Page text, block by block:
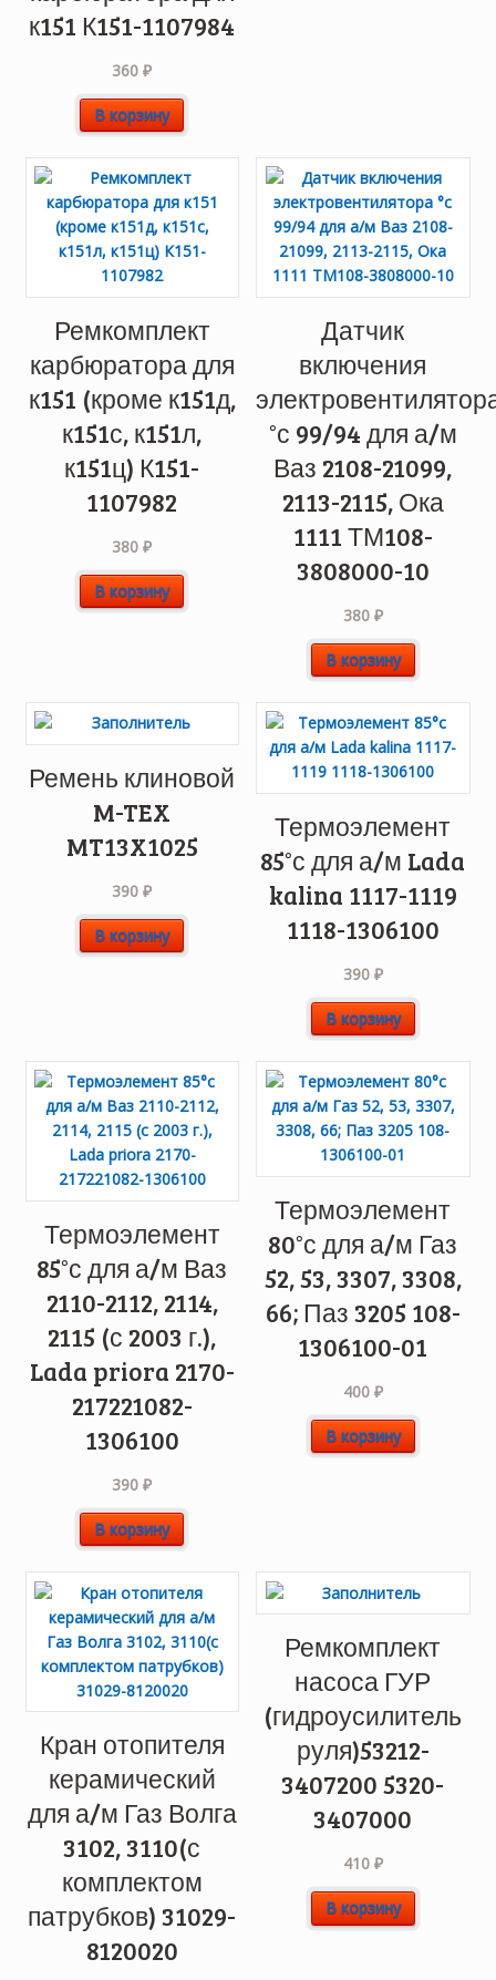
к151 К151-1107984
360₽
В корзину
Ремкомплект
карбюратора для
к151 (кроме к151д,
к151с, к151л,
к151ц) К151-
1107982
380₽
В корзину
Датчик
включения
°с 99/94 для а/м
Ваз 2108-21099,
2113-2115, Ока
1111 ТМ108-
3808000-10
380 ₽
В корзину
Ремень клиновой
M-TEX
MT13X1025
390₽
В корзину
Термоэлемент
85°с для а/м Lada
kalina 1117-1119
1118-1306100
390 ₽
В корзину
Термоэлемент
85°с для а/м Ваз
2110-2112, 2114,
2115 (с 2003 г.),
Lada priora 2170-
217221082-
1306100
390₽
В корзину
Термоэлемент
80°с для а/м Газ
52, 53, 3307, 3308,
66; Паз 3205 108-
1306100-01
400 ₽
В корзину
Кран отопителя
керамический
для а/м Газ Волга
3102, 3110(с
комплектом
патрубков) 31029-
8120020
Ремкомплект
насоса ГУР
(гидроусилитель
руля)53212-
3407200 5320-
3407000
410 ₽
В корзину